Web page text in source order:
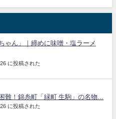
ゃん」｜締めに味噌・塩ラーメ
に投稿された
難！錦糸町「緑町 生駒」の名物...
に投稿された